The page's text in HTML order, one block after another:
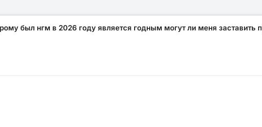
был нгм в 2026 году является годным могут ли меня заставить